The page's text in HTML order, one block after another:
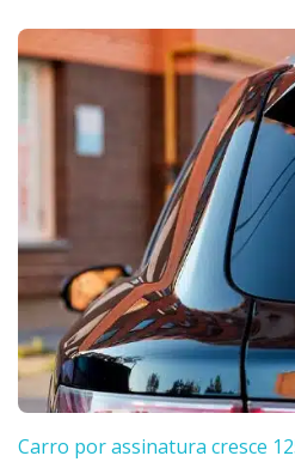
Carro por assinatura cresce